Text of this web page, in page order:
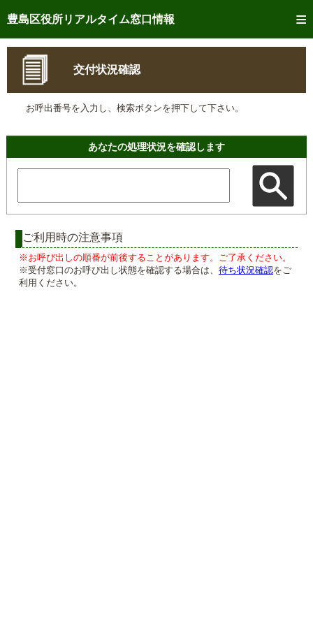
豊島区役所リアルタイム窓口情報
トップページへ
ご利用方法
事前予約
予約状況確認
リアルタイム窓口混雑状況
メール通知登録
混雑予想カレンダー
交付状況確認
お呼出番号を入力し、検索ボタンを押下して下さい。
あなたの処理状況を確認します
ご利用時の注意事項
※お呼び出しの順番が前後することがあります。ご了承ください。
※受付窓口のお呼び出し状態を確認する場合は、 待ち状況確認をご
利用ください。